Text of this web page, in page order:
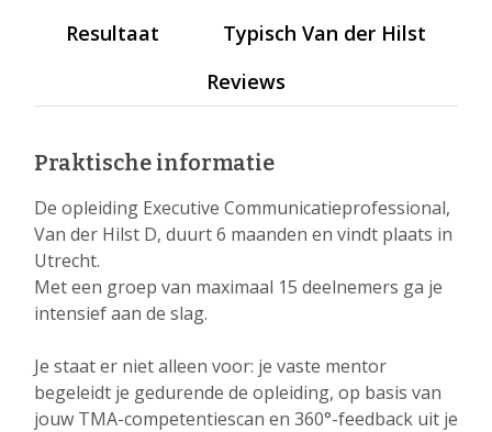
Resultaat
Typisch Van der Hilst
Reviews
Praktische informatie
De opleiding Executive Communicatieprofessional,
Van der Hilst D, duurt 6 maanden en vindt plaats in
Utrecht.
Met een groep van maximaal 15 deelnemers ga je
intensief aan de slag.
Je staat er niet alleen voor: je vaste mentor
begeleidt je gedurende de opleiding, op basis van
jouw TMA-competentiescan en 360°-feedback uit je